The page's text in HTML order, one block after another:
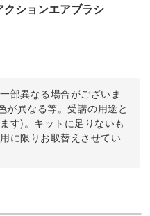
ションエアブラシ
部異なる場合がございま
が異なる等。受講の用途と
す)。キットに足りないも
に限りお取替えさせてい